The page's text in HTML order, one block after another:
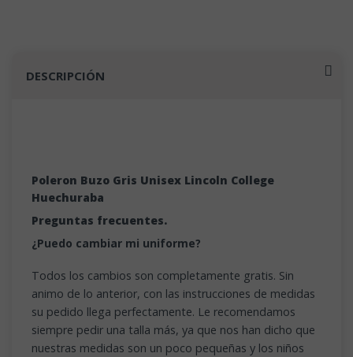
DESCRIPCIÓN
Poleron Buzo Gris Unisex Lincoln College
Huechuraba
Preguntas frecuentes.
¿Puedo cambiar mi uniforme?
Todos los cambios son completamente gratis. Sin
animo de lo anterior, con las instrucciones de medidas
su pedido llega perfectamente. Le recomendamos
siempre pedir una talla más, ya que nos han dicho que
nuestras medidas son un poco pequeñas y los niños